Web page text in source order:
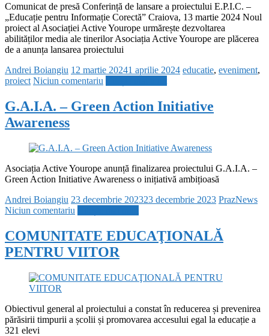
Comunicat de presă Conferință de lansare a proiectului E.P.I.C. –
„Educație pentru Informație Corectă” Craiova, 13 martie 2024 Noul
proiect al Asociației Active Yourope urmărește dezvoltarea
abilităților media ale tinerilor Asociația Active Yourope are plăcerea
de a anunța lansarea proiectului
Andrei Boiangiu 12 martie 20241 aprilie 2024 educatie, eveniment,
proiect Niciun comentariu
G.A.I.A. – Green Action Initiative
Awareness
Asociația Active Yourope anunță finalizarea proiectului G.A.I.A. –
Green Action Initiative Awareness o inițiativă ambițioasă
Andrei Boiangiu 23 decembrie 202323 decembrie 2023 PrazNews
Niciun comentariu
COMUNITATE EDUCAŢIONALĂ
PENTRU VIITOR
Obiectivul general al proiectului a constat în reducerea și prevenirea
părăsirii timpurii a școlii și promovarea accesului egal la educație a
321 elevi